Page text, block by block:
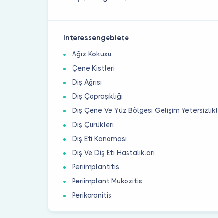
Interessengebiete
Ağız Kokusu
Çene Kistleri
Diş Ağrısı
Diş Çapraşıklığı
Diş Çene Ve Yüz Bölgesi Gelişim
Diş Çürükleri
Diş Eti Kanaması
Diş Ve Diş Eti Hastalıkları
Periimplantitis
Periimplant Mukozitis
Perikoronitis